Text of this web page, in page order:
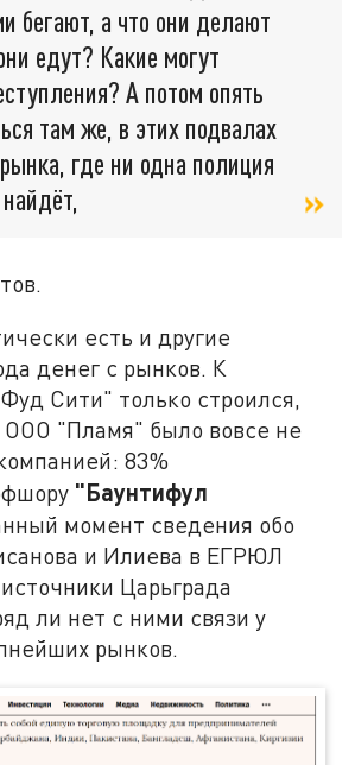
бегают, а что они делают
едут? Какие могут
А потом опять
там же, в этих подвалах
где ни одна полиция
есть и другие
денег с рынков. К
Сити" только строился,
"Пламя" было вовсе не
83%
"Баунтифул
момент сведения обо
и Илиева в ЕГРЮЛ
Царьграда
ли нет с ними связи у
рынков.